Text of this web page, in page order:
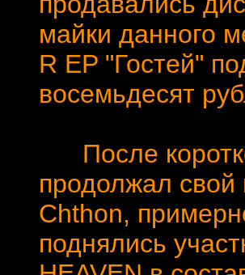
майки данного
R EP "Гостей"
восемьдесят
После
продолжал свой
Chthon,
поднялись